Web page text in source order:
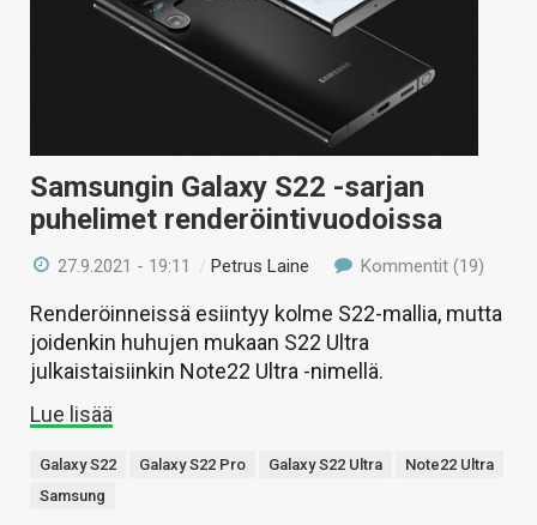
Samsungin Galaxy S22 -sarjan
puhelimet renderöintivuodoissa
27.9.2021 - 19:11 /Petrus Laine Kommentit (19)
Renderöinneissä esiintyy kolme S22-mallia, mutta
joidenkin huhujen mukaan S22 Ultra
julkaistaisiinkin Note22 Ultra -nimellä.
Lue lisää
Galaxy S22 Galaxy S22 Pro Galaxy S22 Ultra
Note22 Ultra
Samsung